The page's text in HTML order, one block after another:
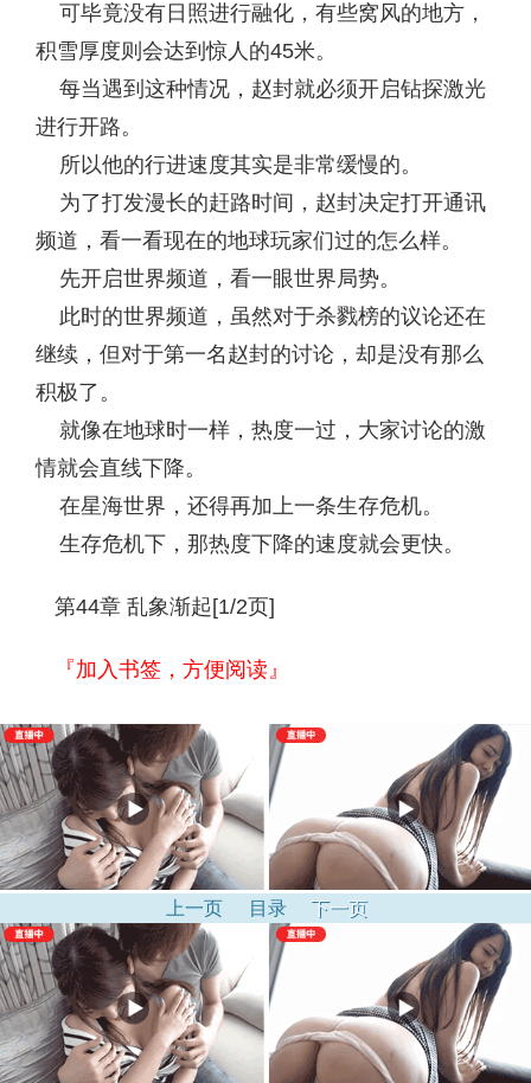
可毕竟没有日照进行融化，有些窝风的地方，
积雪厚度则会达到惊人的45米。
每当遇到这种情况，赵封就必须开启钻探激光
进行开路。
所以他的行进速度其实是非常缓慢的。
为了打发漫长的赶路时间，赵封决定打开通讯
频道，看一看现在的地球玩家们过的怎么样。
先开启世界频道，看一眼世界局势。
此时的世界频道，虽然对于杀戮榜的议论还在
继续，但对于第一名赵封的讨论，却是没有那么
积极了。
就像在地球时一样，热度一过，大家讨论的激
情就会直线下降。
在星海世界，还得再加上一条生存危机。
生存危机下，那热度下降的速度就会更快。
第44章 乱象渐起[1/2页]
『加入书签，方便阅读』
上一页 目录 下一页